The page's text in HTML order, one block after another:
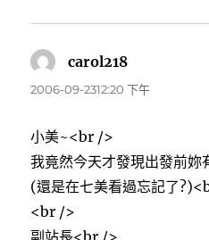
carol218
示:
2006-09-2312:20 下午
小美~<br />
我竟然今天才發現出發前
(還是在七美看過忘記了
<br />